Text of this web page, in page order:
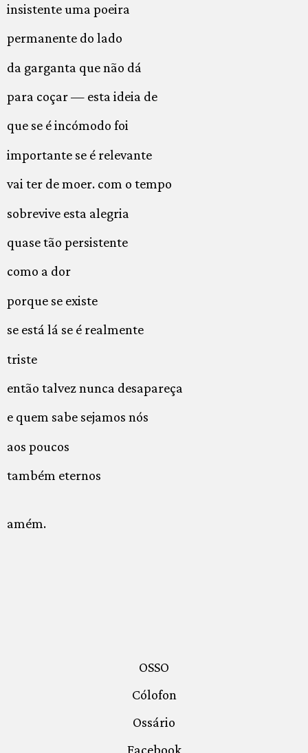
insistente uma poeira
permanente do lado
da garganta que não dá
para coçar — esta ideia de
que se é incómodo foi
importante se é relevante
vai ter de moer. com o tempo
sobrevive esta alegria
quase tão persistente
como a dor
porque se existe
se está lá se é realmente
triste
então talvez nunca desapareça
e quem sabe sejamos nós
aos poucos
também eternos
amém.
OSSO
Cólofon
Ossário
Facebook